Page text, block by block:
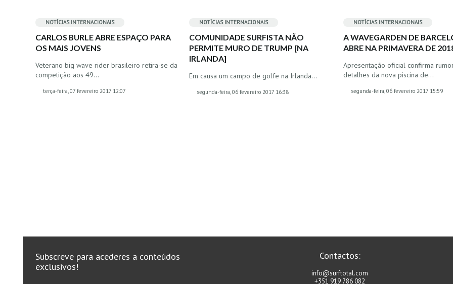
NOTÍCIAS INTERNACIONAIS
CARLOS BURLE ABRE ESPAÇO PARA
OS MAIS JOVENS
Veterano big wave rider brasileiro retira-se da
competição aos 49…
terça-feira, 07 fevereiro 2017 12:07
NOTÍCIAS INTERNACIONAIS
COMUNIDADE SURFISTA NÃO
PERMITE MURO DE TRUMP [NA
IRLANDA]
Em causa um campo de golfe na Irlanda...
segunda-feira, 06 fevereiro 2017 16:38
NOTÍCIAS INTERNACIONAIS
A WAVEGARDEN DE
ABRE NA PRIMAVERA DE
Apresentação oficial confirma
detalhes da nova piscina de…
segunda-feira, 06 fevereiro 2017 15:59
Subscreve para acederes a conteúdos
exclusivos!
Contactos:
info@surftotal.com
+351 919 786 082